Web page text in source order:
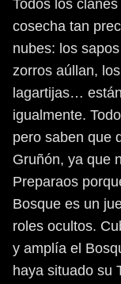
Todos los
cosecha tan
nubes: los
zorros aúllan,
lagartijas…
igualmente.
pero saben que
Gruñón, ya que
Preparaos
Bosque es un
roles ocultos.
y amplía el
haya situado su